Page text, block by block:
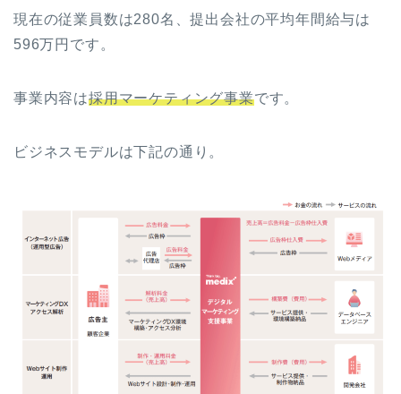
現在の従業員数は280名、提出会社の平均年間給与は
596万円です。
事業内容は採用マーケティング事業です。
ビジネスモデルは下記の通り。